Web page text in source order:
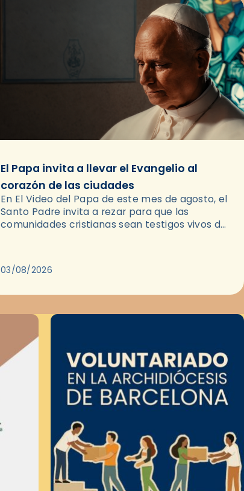
El Papa invita a llevar el Evangelio al
corazón de las ciudades
En El Video del Papa de este mes de agosto, el
Santo Padre invita a rezar para que las
comunidades cristianas sean testigos vivos del
03/08/2026